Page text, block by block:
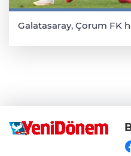
Galatasaray, Çorum FK